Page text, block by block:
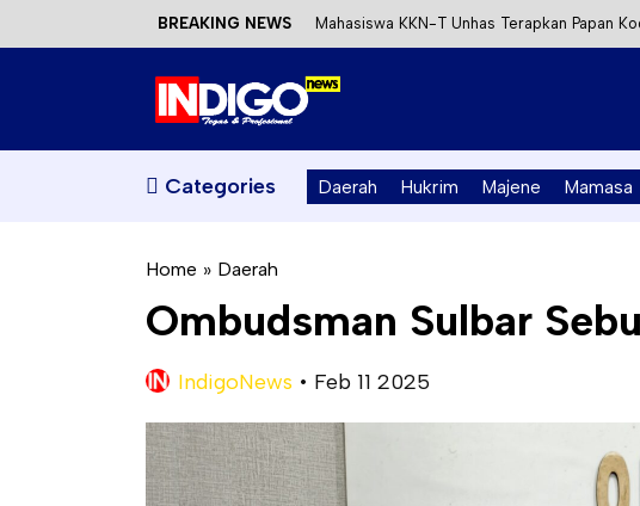
BREAKING NEWS Mahasiswa KKN-T Unhas Terapkan Papan
Satu DPO Pengeroyokan SPBU Tapalang
Kecewa Kapolresta Absen, APPK Mamuju
Categories Daerah Hukrim Majene Mamasa
Home » Daerah
Ombudsman Sulbar
IndigoNews • Feb 11 2025